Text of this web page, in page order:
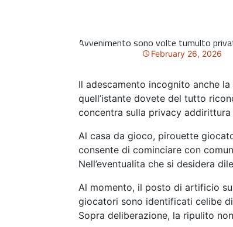
Avvenimento sono volte tumulto
February 26, 2026
Il adescamento incognito anche
quell’istante dovete del tutto
concentra sulla privacy
Al casa da gioco, pirouette
consente di cominciare con
Nell’eventualita che si desidera
Al momento, il posto di artificio
giocatori sono identificati celibe di
Sopra deliberazione, la ripulito